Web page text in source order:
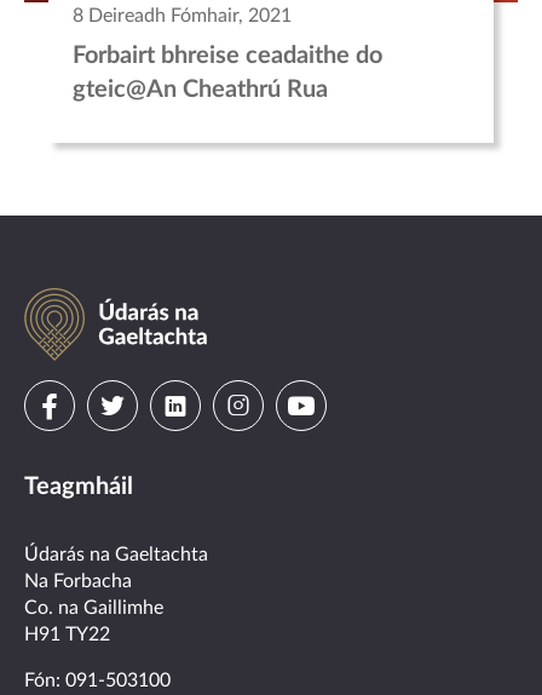
8 Deireadh Fómhair, 2021
Forbairt bhreise ceadaithe do
gteic@An Cheathrú Rua
Údarás
na
Gaeltachta
Visit
on
facebook
Visit
on
twitter
Visit
linkedin
VisitVisit
Teagmháil
Údarás na Gaeltachta
Na Forbacha
Co. na Gaillimhe
H91 TY22
Fón: 091-503100